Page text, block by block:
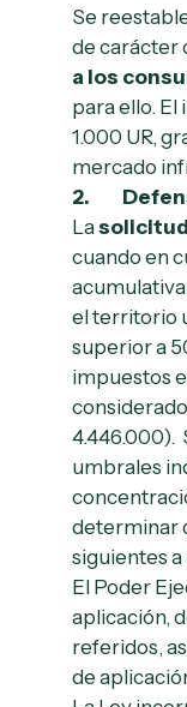
Se
de carácter
a los
para ello.
1.000 UR,
mercado
2.
La
cuando en
el territorio
superior a
impuestos
4.446.000).
umbrales
determinar
siguientes
El Poder
aplicación,
referidos,
de